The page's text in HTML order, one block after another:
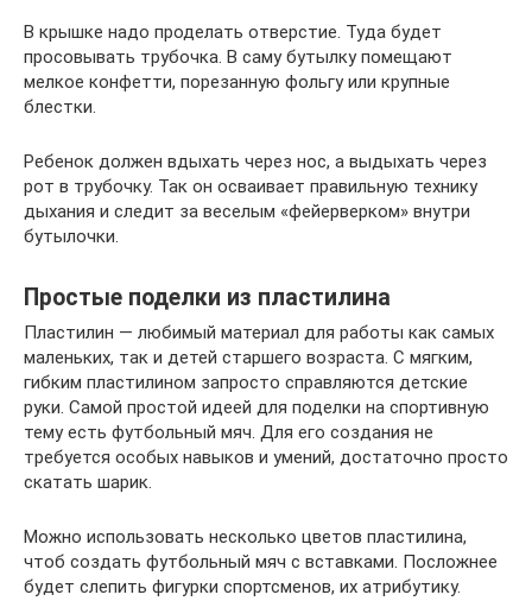
В крышке надо проделать отверстие. Туда будет
просовывать трубочка. В саму бутылку помещают
мелкое конфетти, порезанную фольгу или крупные
блестки.
Ребенок должен вдыхать через нос, а выдыхать через
рот в трубочку. Так он осваивает правильную технику
дыхания и следит за веселым «фейерверком» внутри
бутылочки.
Простые поделки из пластилина
Пластилин — любимый материал для работы как самых
маленьких, так и детей старшего возраста. С мягким,
гибким пластилином запросто справляются детские
руки. Самой простой идеей для поделки на спортивную
тему есть футбольный мяч. Для его создания не
требуется особых навыков и умений, достаточно просто
скатать шарик.
Можно использовать несколько цветов пластилина,
чтоб создать футбольный мяч с вставками. Посложнее
будет слепить фигурки спортсменов, их атрибутику.